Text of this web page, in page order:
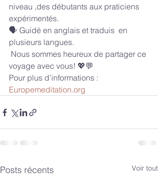
niveau ,des débutants aux praticiens
expérimentés.
🗣️ Guidé en anglais et traduis  en
plusieurs langues.
voyage avec vous! 💖💬
Pour plus d’informations :
Europemeditation.org
Posts récents Voir tout